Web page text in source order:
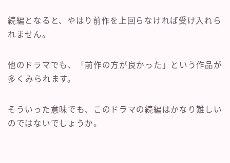
続編となると、やはり前作を上回らなければ受け入れら
れません。
他のドラマでも、「前作の方が良かった」という作品が
多くみられます。
そういった意味でも、このドラマの続編はかなり難しい
のではないでしょうか。